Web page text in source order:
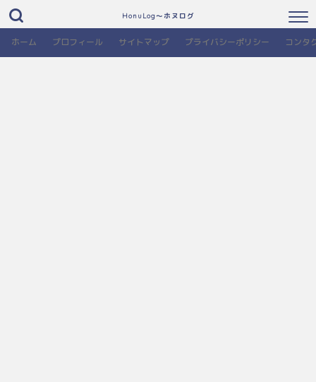
HonuLog～ホヌログ
ホーム プロフィール サイトマップ プライバシーポリシー コンタ